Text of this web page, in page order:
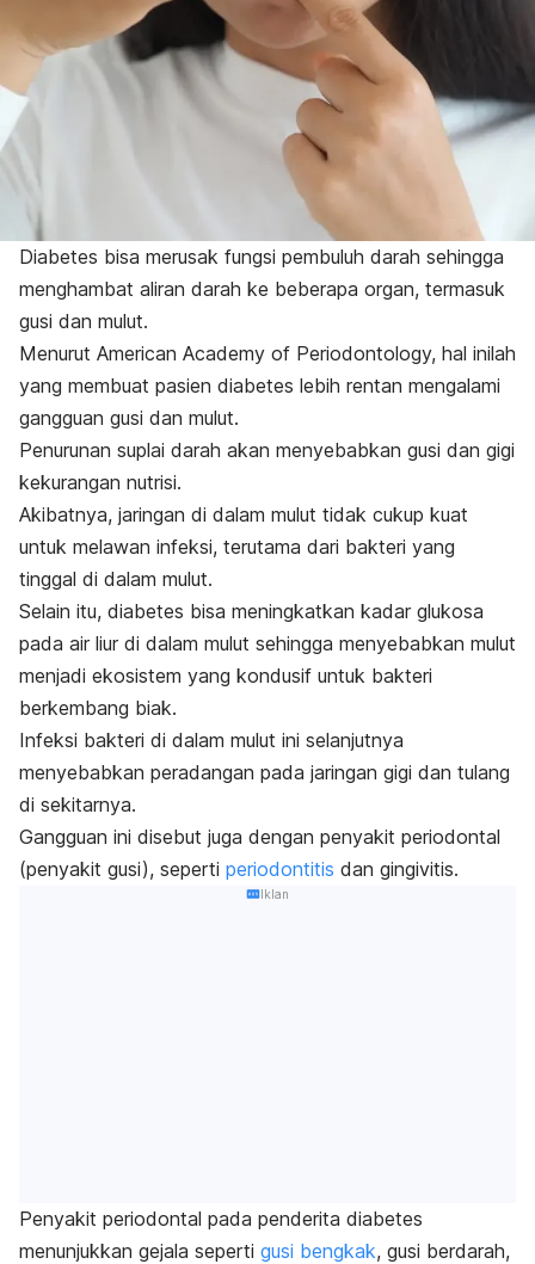
Diabetes bisa merusak fungsi pembuluh darah sehingga
menghambat aliran darah ke beberapa organ, termasuk
gusi dan mulut.
Menurut American Academy of Periodontology, hal inilah
yang membuat pasien diabetes lebih rentan mengalami
gangguan gusi dan mulut.
Penurunan suplai darah akan menyebabkan gusi dan gigi
kekurangan nutrisi.
Akibatnya, jaringan di dalam mulut tidak cukup kuat
untuk melawan infeksi, terutama dari bakteri yang
tinggal di dalam mulut.
Selain itu, diabetes bisa meningkatkan kadar glukosa
pada air liur di dalam mulut sehingga menyebabkan mulut
menjadi ekosistem yang kondusif untuk bakteri
berkembang biak.
Infeksi bakteri di dalam mulut ini selanjutnya
menyebabkan peradangan pada jaringan gigi dan tulang
di sekitarnya.
Gangguan ini disebut juga dengan penyakit periodontal
(penyakit gusi), seperti periodontitis dan gingivitis.
Iklan
Penyakit periodontal pada penderita diabetes
menunjukkan gejala seperti gusi bengkak, gusi berdarah,